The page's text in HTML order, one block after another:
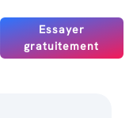
Essayer
gratuitement